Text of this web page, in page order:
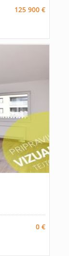
125 900 €
0 €